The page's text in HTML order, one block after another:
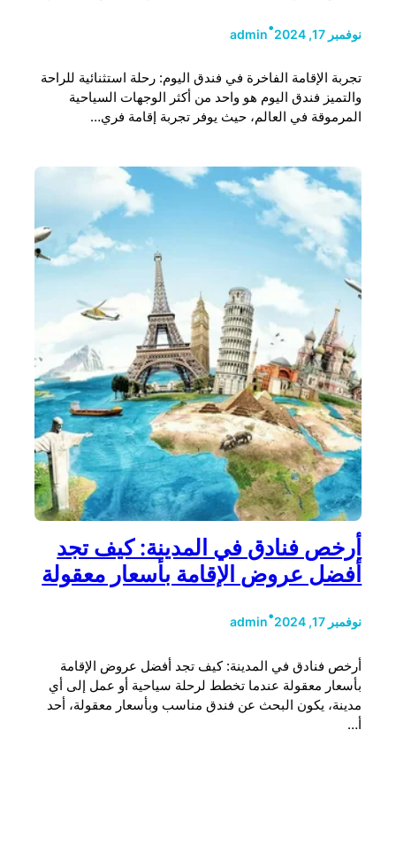
نوفمبر 17, 2024 •
admin
تجربة الإقامة الفاخرة في فندق اليوم: رحلة استثنائية للراحة
والتميز فندق اليوم هو واحد من أكثر الوجهات السياحية
المرموقة في العالم، حيث يوفر تجربة إقامة فري…
أرخص فنادق في المدينة: كيف تجد
أفضل عروض الإقامة بأسعار معقولة
نوفمبر 17, 2024 •
admin
أرخص فنادق في المدينة: كيف تجد أفضل عروض الإقامة
بأسعار معقولة عندما تخطط لرحلة سياحية أو عمل إلى أي
مدينة، يكون البحث عن فندق مناسب وبأسعار معقولة، أحد
أ…